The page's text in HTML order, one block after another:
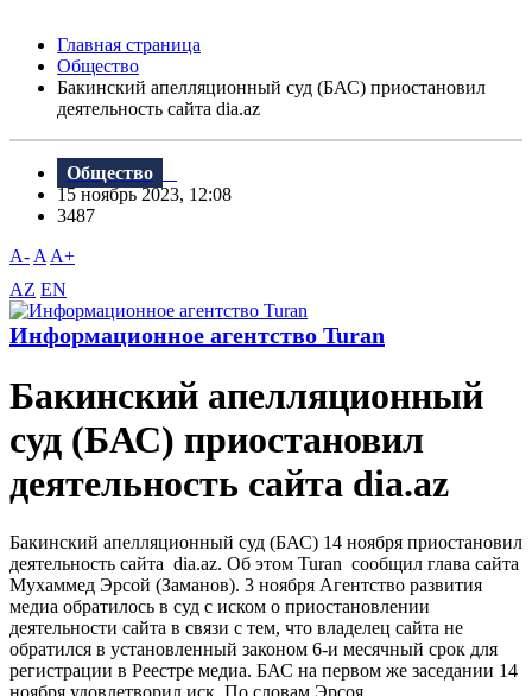
Главная страница
Общество
Бакинский апелляционный суд (БАС) приостановил
деятельность сайта dia.az
Общество
15 ноябрь 2023, 12:08
3487
A- A A+
AZ EN
Информационное агентство Turan
Бакинский апелляционный
суд (БАС) приостановил
деятельность сайта dia.az
Бакинский апелляционный суд (БАС) 14 ноября приостановил
деятельность сайта dia.az. Об этом Turan сообщил глава сайта
Мухаммед Эрсой (Заманов). 3 ноября Агентство развития
медиа обратилось в суд с иском о приостановлении
деятельности сайта в связи с тем, что владелец сайта не
обратился в установленный законом 6-и месячный срок для
регистрации в Реестре медиа. БАС на первом же заседании 14
ноября удовлетворил иск. По словам Эрсоя...